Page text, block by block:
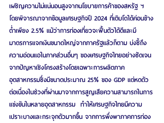
เผชิญความไม่แน่นอนสูงจากนโยบายการค้าของสหรัฐ ฯ
โดยพิจารณาจากข้อมูลเศรษฐกิจปี 2024 ที่เติบโตได้ค่อนข้าง
ต่ำเพียง 2.5% แม้ว่าการท่องเที่ยวจะฟื้นตัวได้ดีและมี
มาตรการแจกเงินขนาดใหญ่จากภาครัฐแล้วก็ตาม บ่งชี้ถึง
ความอ่อนแอในภาคส่วนอื่นๆ ของเศรษฐกิจไทยอย่างชัดเจน
จากปัญหาเชิงโครงสร้างโดยเฉพาะการผลิตภาค
อุตสาหกรรมซึ่งมีขนาดประมาณ 25% ของ GDP แต่หดตัว
ต่อเนื่องในช่วงที่ผ่านมาจากการสูญเสียความสามารถในการ
แข่งขันในหลายอุตสาหกรรม  ทำให้เศรษฐกิจไทยมีความ
เปราะบางและกระจุกตัวมากขึ้น จากการพึ่งพาภาคการท่อง